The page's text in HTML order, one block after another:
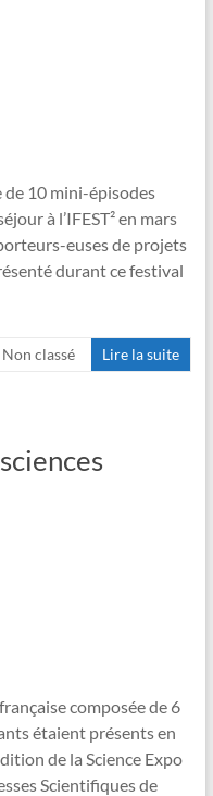
de 10 mini-épisodes
à l’IFEST² en mars
euses de projets
durant ce festival
Non classé Lire la suite
composée de 6
étaient présents en
de la Science Expo
Scientifiques de